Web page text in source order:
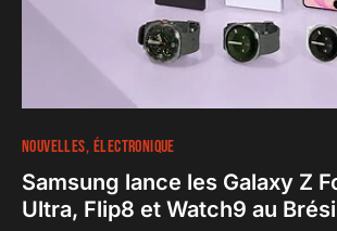
NOUVELLES ÉLECTRONIQUE
Samsung lance les Galaxy Z
Ultra, Flip8 et Watch9 au